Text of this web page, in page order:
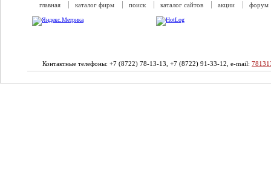
главная каталог фирм поиск каталог сайтов акции форум
Контактные телефоны: +7 (8722) 78-13-13, +7 (8722) 91-33-12, e-mail: